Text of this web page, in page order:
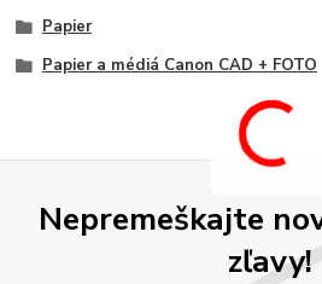
Papier
Papier a médiá Canon CAD + FOTO
Nepremeškajte
zľavy!